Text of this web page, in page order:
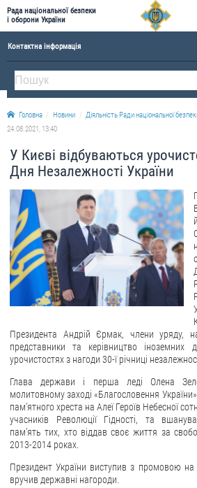
Рада національної безпеки
і оборони України
Контактна інформація
ПРО РНБОУ
Склад Ради національної безпеки і оборони України
Апарат Ради національної безпеки і оборони України
Історична довідка про діяльність Ради національної
ОФІЦІЙНІ ДОКУМЕНТИ
ПРЕСЦЕНТР
Новини
Drone Deals
Фотогалерея
Відеогалерея
ЗВЕРНЕННЯ ГРОМАДЯН
Звернення громадян
Електронне звернення
ДОСТУП ДО ПУБЛІЧНОЇ ІНФОРМАЦІЇ
Організація доступу до публічної інформації
Запит на отримання публічної інформації
Облік публічної інформації
Головна Новини
Діяльність Ради національної
24.08.2021, 13:40
У Києві відбуваються
Дня Незалежності України
Президента Андрій Єрмак, члени уряду,
представники та керівництво
урочистостях з нагоди 30-ї річниці
Глава держави і перша леді Олена
молитовному заході «Благословення
пам’ятного хреста на Алеї Героїв Небесної
учасників Революції Гідності, та
пам’ять тих, хто віддав своє життя за
2013-2014 роках.
Президент України виступив з промовою на
вручив державні нагороди.